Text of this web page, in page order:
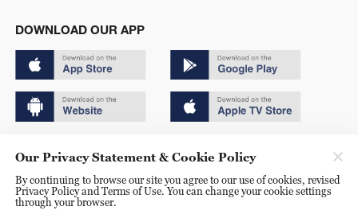
DOWNLOAD OUR APP
京ICP备20000184号
京公网安备 11010502050052号
Our Privacy Statement & Cookie Policy
By continuing to browse our site you agree to our use of cookies, revised
Privacy Policy and Terms of Use. You can change your cookie settings
through your browser.